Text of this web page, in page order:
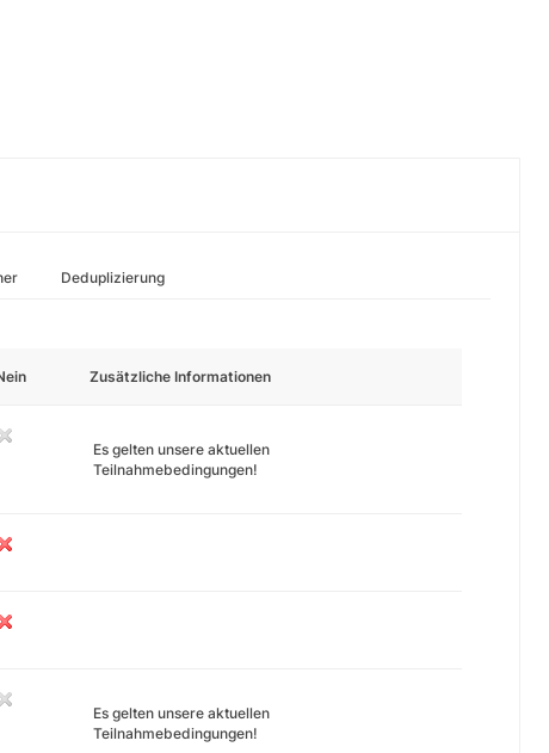
Deduplizierung
Zusätzliche Informationen
Es gelten unsere aktuellen
Teilnahmebedingungen!
Es gelten unsere aktuellen
Teilnahmebedingungen!